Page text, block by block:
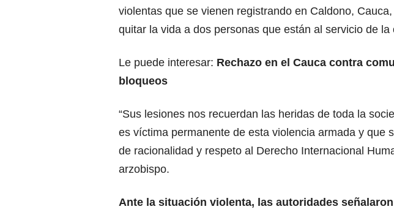
violentas que se vienen registrando en Caldono,
quitar la vida a dos personas que están al servicio de la
Le puede interesar: Rechazo en el Cauca contra
bloqueos
“Sus lesiones nos recuerdan las heridas de toda la
es víctima permanente de esta violencia armada y que
de racionalidad y respeto al Derecho Internacional
arzobispo.
Ante la situación violenta, las autoridades